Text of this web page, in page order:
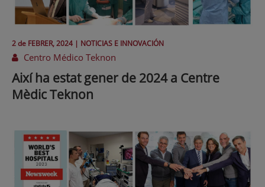
2 de FEBRER, 2024 | NOTICIAS E INNOVACIÓN
Centro Médico Teknon
Així ha estat gener de 2024 a Centre
Mèdic Teknon